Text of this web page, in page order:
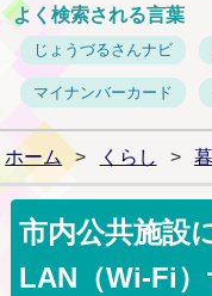
よく検索される言葉
じょうづるさんナビ
マイナンバーカード
ホーム > くらし >
市内公共施設
LAN（Wi-Fi